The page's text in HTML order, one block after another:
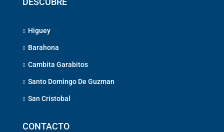
Higuey
Barahona
Cambita Garabitos
Santo Domingo De Guzman
San Cristobal
CONTACTO